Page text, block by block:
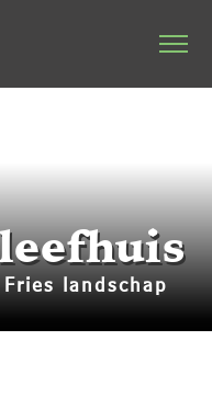
landschap